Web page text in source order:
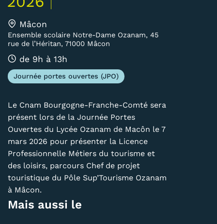
Carte lieux et centres Cnam en
BFC
Quoi de neuf au Cnam BFC?
Agenda
Revue de presse
Contact
Contacts services
Formations
Mâcon
Ensemble scolaire Notre-Dame Ozanam, 45
rue de l’Héritan, 71000 Mâcon
de 9h à 13h
Journée portes ouvertes (JPO)
Le Cnam Bourgogne-Franche-Comté sera
présent lors de la Journée Portes
Ouvertes du Lycée Ozanam de Macôn le 7
mars 2026 pour présenter la Licence
Professionnelle Métiers du tourisme et
des loisirs, parcours Chef de projet
touristique du Pôle Sup’Tourisme Ozanam
à Mâcon.
Mais aussi le